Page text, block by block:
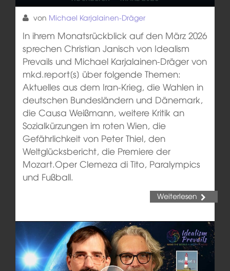
von Michael Karjalainen-Dräger
In ihrem Monatsrückblick auf den März 2026
sprechen Christian Janisch von Idealism
Prevails und Michael Karjalainen-Dräger von
mkd.report[s] über folgende Themen:
Aktuelles aus dem Iran-Krieg, die Wahlen in
deutschen Bundesländern und Dänemark,
die Causa Weißmann, weitere Kritik an
Sozialkürzungen im roten Wien, die
Gefährlichkeit von Peter Thiel, den
Weltglücksbericht, die Premiere der
Mozart.Oper Clemeza di Tito, Paralympics
und Fußball.
Weiterlesen